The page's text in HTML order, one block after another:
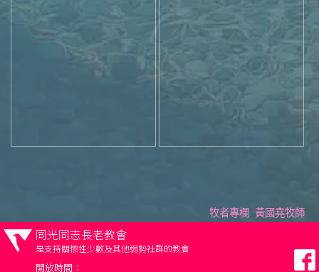
牧者專欄 黃國堯牧師
同光同志長老教會
是支持關懷性少數及其他弱勢社群的教會
開放時間：